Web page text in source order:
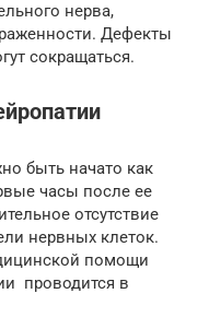
нерва,
Дефекты
сокращаться.
быть начато как
часы после ее
отсутствие
нервных клеток.
помощи
проводится в